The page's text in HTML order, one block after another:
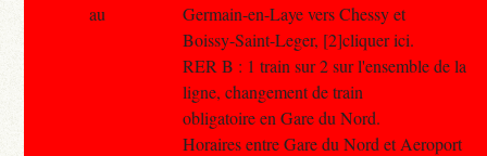
Germain-en-Laye vers Chessy et
Boissy-Saint-Leger, [2]cliquer ici.
RER B : 1 train sur 2 sur l'ensemble de la
ligne, changement de train
obligatoire en Gare du Nord.
Horaires entre Gare du Nord et Aeroport
au